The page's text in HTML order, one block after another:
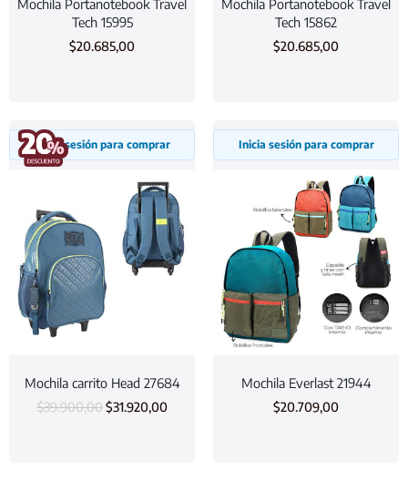
Mochila Portanotebook Travel
Tech 15995
$20.685,00
Mochila Portanotebook Travel
Tech 15862
$20.685,00
Inicia sesión para comprar
Mochila carrito Head 27684
$39.900,00 $31.920,00
Inicia sesión para comprar
Mochila Everlast 21944
$20.709,00